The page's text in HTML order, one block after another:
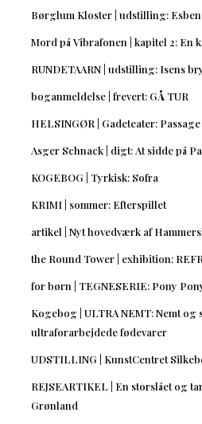
Børglum Kloster | udstilling:
Mord på Vibrafonen | kapitel 2: En
RUNDETAARN | udstilling: Isens
boganmeldelse | frevert: GÅ TUR
HELSINGØR | Gadeteater:
Asger Schnack | digt: At sidde på
KOGEBOG | Tyrkisk: Sofra
KRIMI | sommer: Efterspillet
artikel | Nyt hovedværk af
the Round Tower | exhibition:
for børn | TEGNESERIE: Pony
Kogebog | ULTRA NEMT: Nemt og
ultraforarbejdede fødevarer
UDSTILLING | KunstCentret
REJSEARTIKEL | En storslået og
Grønland